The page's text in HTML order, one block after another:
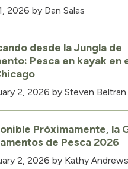
2026 by Dan Salas
desde la Jungla de
Pesca en kayak en
2, 2026 by Steven Beltran
Próximamente, la
de Pesca 2026
2, 2026 by Kathy